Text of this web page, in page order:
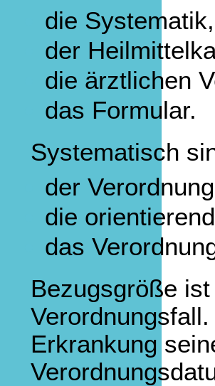
die Systematik,
der
die ärztlichen
das Formular.
Systematisch
der
die
das
Bezugsgröße
Erkrankung